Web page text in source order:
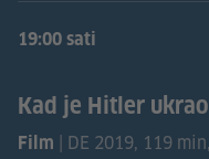
19:00 sati
Kad je Hitler
Film | DE 2019, 119